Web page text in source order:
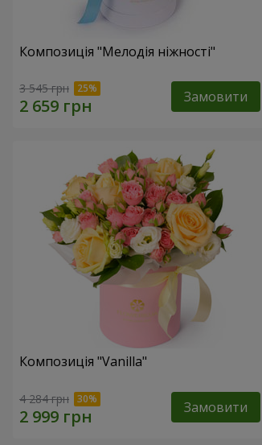
Композиція "Мелодія ніжності"
3 545 грн Замовити
Композиція "Vanilla"
4 284 грн Замовити